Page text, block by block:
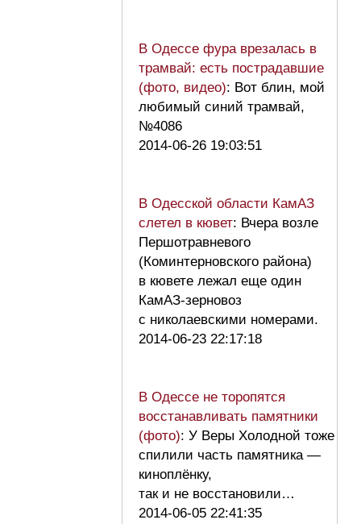
В Одессе фура врезалась в
трамвай: есть пострадавшие
(фото, видео): Вот блин, мой
любимый синий трамвай,
№4086
2014-06-26 19:03:51
В Одесской области КамАЗ
слетел в кювет: Вчера возле
Першотравневого
(Коминтерновского района)
в кювете лежал еще один
КамАЗ-зерновоз
с николаевскими номерами.
2014-06-23 22:17:18
В Одессе не торопятся
восстанавливать памятники
(фото): У Веры Холодной тоже
спилили часть памятника —
киноплёнку,
так и не восстановили…
2014-06-05 22:41:35